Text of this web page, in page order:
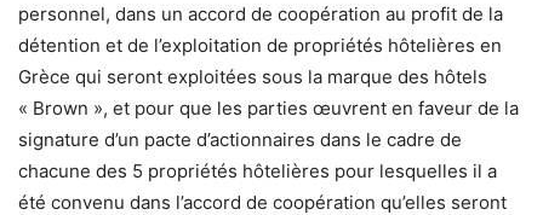
personnel, dans un accord de coopération au profit de la
détention et de l’exploitation de propriétés hôtelières en
Grèce qui seront exploitées sous la marque des hôtels
« Brown », et pour que les parties œuvrent en faveur de la
signature d’un pacte d’actionnaires dans le cadre de
chacune des 5 propriétés hôtelières pour lesquelles il a
été convenu dans l’accord de coopération qu’elles seront